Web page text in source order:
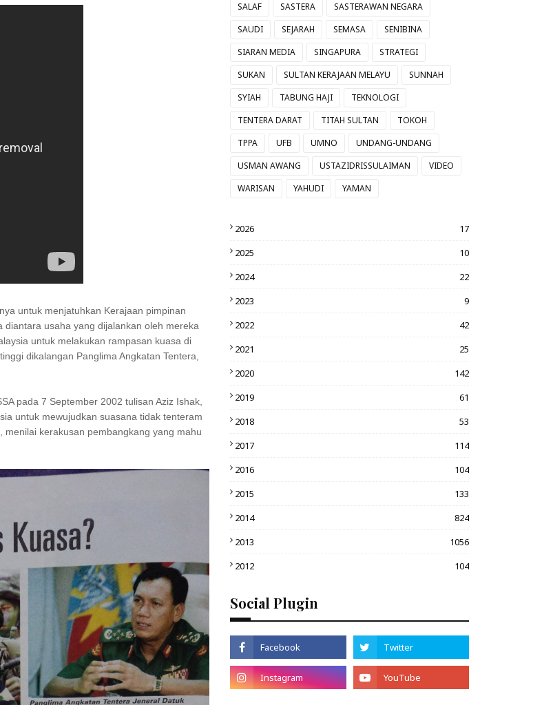
untuk menjatuhkan Kerajaan pimpinan
usaha yang dijalankan oleh mereka
untuk melakukan rampasan kuasa di
dikalangan Panglima Angkatan Tentera,
pada 7 September 2002 tulisan Aziz Ishak,
untuk mewujudkan suasana tidak tenteram
kerakusan pembangkang yang mahu
SALAF
SASTERA
SASTERAWAN NEGARA
SAUDI
SEJARAH SEMASA
SENIBINA
SIARAN MEDIA
SINGAPURA
STRATEGI
SUKAN
SULTAN KERAJAAN MELAYU
SUNNAH
SYIAH
TABUNG HAJI
TEKNOLOGI
TENTERA DARAT
TITAH SULTAN
TOKOH
TPPA
UFB UMNO
UNDANG-UNDANG
USMAN AWANG
USTAZIDRISSULAIMAN
VIDEO
WARISAN
YAHUDI YAMAN
2026
17
2025
10
2024
22
2023
9
2022
42
2021
25
2020
142
2019
61
2018
53
2017
114
2016
104
2015
133
2014
824
2013
1056
2012
104
Social Plugin